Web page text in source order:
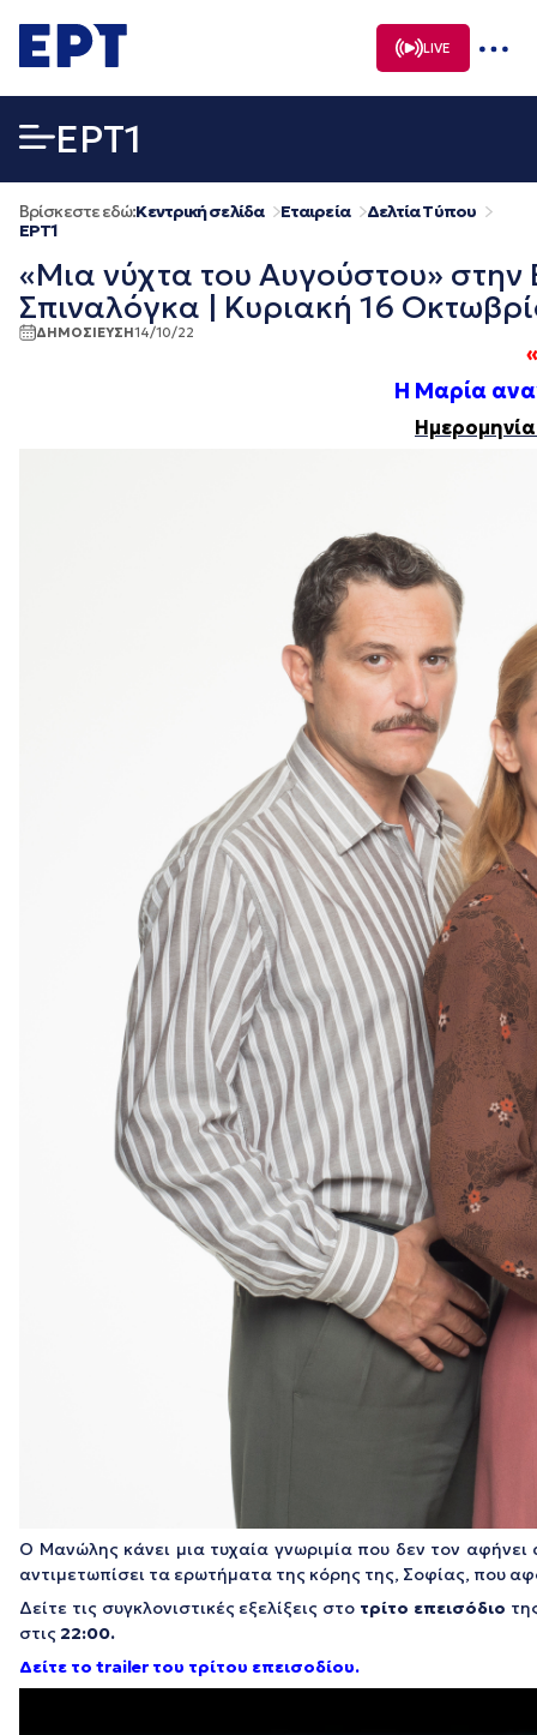
σε
περιεχόμενο
LIVE
EΡΤ1
Βρίσκεστε εδώ:Κεντρική σελίδα Εταιρεία
Δελτία Τύπου
EΡΤ1
«Μια νύχτα του Αυγούστου» στην
Σπιναλόγκα | Κυριακή 16
ΔΗΜΟΣΙΕΥΣΗ14/10/22
Η Μαρία
Ο Μανώλης κάνει μια τυχαία γνωριμία που δεν τον
αντιμετωπίσει τα ερωτήματα της κόρης της, Σοφίας, που
Δείτε τις συγκλονιστικές εξελίξεις στο τρίτο επεισόδιο
στις 22:00.
Δείτε το trailer του τρίτου επεισοδίου.